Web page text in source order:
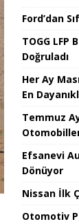
Ford’dan
TOGG LFP
Doğruladı
Her Ay
En
Temmuz
Efsanevi
Dönüyor
Nissan İlk
Otomotiv